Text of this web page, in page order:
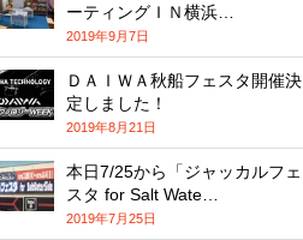
ーティングＩＮ横浜…
2019年9月7日
ＤＡＩＷＡ秋船フェスタ開催決
定しました！
2019年8月21日
本日7/25から「ジャッカルフェ
スタ for Salt Wate…
2019年7月25日